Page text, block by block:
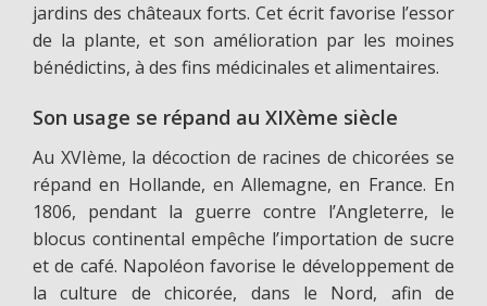
jardins des châteaux forts. Cet écrit favorise l’essor
de la plante, et son amélioration par les moines
bénédictins, à des fins médicinales et alimentaires.
Son usage se répand au XIXème siècle
Au XVIème, la décoction de racines de chicorées se
répand en Hollande, en Allemagne, en France. En
1806, pendant la guerre contre l’Angleterre, le
blocus continental empêche l’importation de sucre
et de café. Napoléon favorise le développement de
la culture de chicorée, dans le Nord, afin de